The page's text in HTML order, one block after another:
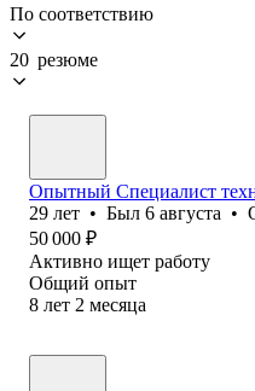
По соответствию
20 резюме
Опытный Специалист
29 лет • Был 6 августа •
50 000 ₽
Активно ищет работу
Общий опыт
8 лет 2 месяца